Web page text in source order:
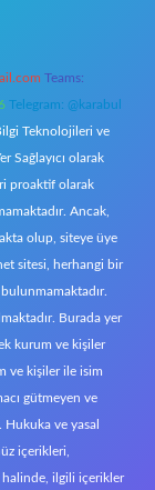
Teams:
Telegram: @karabul
Teknolojileri ve
Sağlayıcı olarak
proaktif olarak
Ancak,
olup, siteye üye
sitesi, herhangi bir
Burada yer
kurum ve kişiler
ve kişiler ile isim
gütmeyen ve
ve yasal
içerikleri,
ilgili içerikler